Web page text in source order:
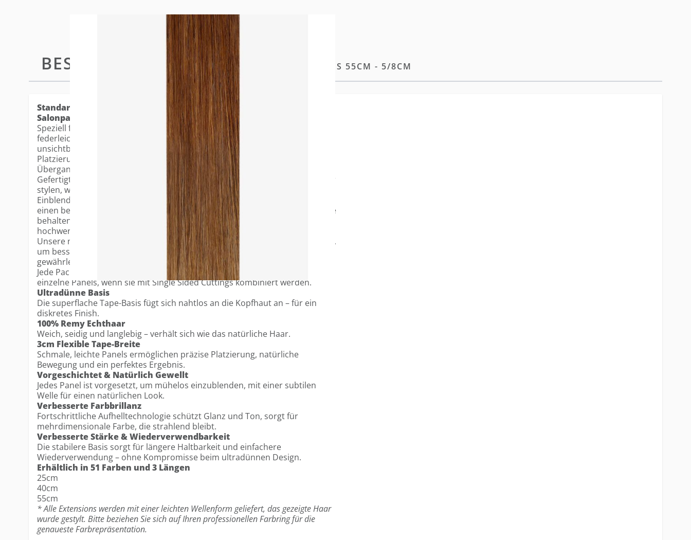
BESCHREIBUNGSTANDARD TAPE-IN EXTENSIONS 55CM - 5/8CM
Standard Tape-in Extensions - die beliebteste Methode unserer
Salonpartner.
Speziell für feines Haar und eine nahtlose Anwendung entwickelt, liegt die
federleichte, ultradünne Basis flach auf der Kopfhaut und sorgt so für ein
unsichtbares Finish. Die 3cm breite Klebefläche ermöglicht eine flexible
Platzierung und gewährleistet natürliche Bewegung sowie einen makellosen
Übergang.
Gefertigt aus 100% Remy Echthaar, lassen sich die Tapes wie das eigene Haar
stylen, waschen und pflegen. Die vorgeschichteten Strähnen erleichtern das
Einblenden und Stylen und verfügen über eine leichte natürliche Welle für
einen besonders realistischen Look. Dank fortschrittlicher Aufhelltechnologie
behalten die Farben ihren Glanz und ihre Leuchtkraft für ein dauerhaft
hochwertiges Erscheinungsbild.
Unsere neuen, verbesserten Tapes wurden in ihrer Struktur weiter optimiert,
um bessere Haltbarkeit und zuverlässige Wiederverwendung zu
gewährleisten – bei gleichbleibend ultradünnem Design.
Jede Packung enthält 12 Tapes, ausreichend für 6 Sandwiches oder 12
einzelne Panels, wenn sie mit Single Sided Cuttings kombiniert werden.
Ultradünne Basis
Die superflache Tape-Basis fügt sich nahtlos an die Kopfhaut an – für ein
diskretes Finish.
100% Remy Echthaar
Weich, seidig und langlebig – verhält sich wie das natürliche Haar.
3cm Flexible Tape-Breite
Schmale, leichte Panels ermöglichen präzise Platzierung, natürliche
Bewegung und ein perfektes Ergebnis.
Vorgeschichtet & Natürlich Gewellt
Jedes Panel ist vorgesetzt, um mühelos einzublenden, mit einer subtilen
Welle für einen natürlichen Look.
Verbesserte Farbbrillanz
Fortschrittliche Aufhelltechnologie schützt Glanz und Ton, sorgt für
mehrdimensionale Farbe, die strahlend bleibt.
Verbesserte Stärke & Wiederverwendbarkeit
Die stabilere Basis sorgt für längere Haltbarkeit und einfachere
Wiederverwendung – ohne Kompromisse beim ultradünnen Design.
Erhältlich in 51 Farben und 3 Längen
25cm
40cm
55cm
* Alle Extensions werden mit einer leichten Wellenform geliefert, das gezeigte Haar
wurde gestylt. Bitte beziehen Sie sich auf Ihren professionellen Farbring für die
genaueste Farbrepräsentation.